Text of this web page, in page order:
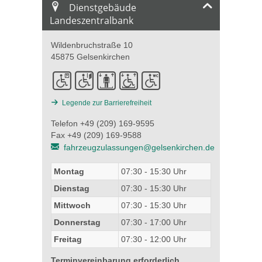
Dienstgebäude
Landeszentralbank
Wildenbruchstraße 10
45875 Gelsenkirchen
Legende zur Barrierefreiheit
Telefon +49 (209) 169-9595
Fax +49 (209) 169-9588
fahrzeugzulassungen@gelsenkirchen.de
Montag
07:30 - 15:30 Uhr
Dienstag
07:30 - 15:30 Uhr
Mittwoch
07:30 - 15:30 Uhr
Donnerstag
07:30 - 17:00 Uhr
Freitag
07:30 - 12:00 Uhr